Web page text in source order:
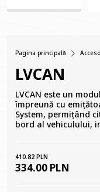
Pagina principală
LVCAN
LVCAN este un
împreună cu
System, permițând
bord al vehiculului,
410.82 PLN
334.00 PLN